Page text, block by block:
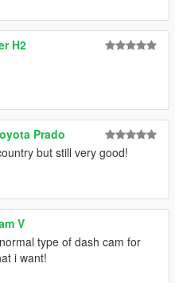
H2
Prado
but still very good!
V
type of dash cam for
i want!